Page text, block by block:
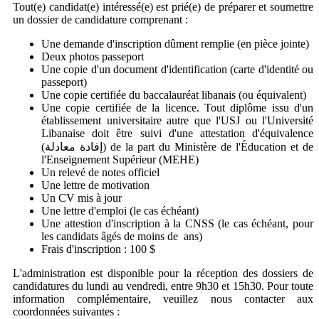
Tout(e) candidat(e) intéressé(e) est prié(e) de préparer et soumettre
un dossier de candidature comprenant :
Une demande d'inscription dûment remplie (en pièce jointe)
Deux photos passeport
Une copie d'un document d'identification (carte d'identité ou
passeport)
Une copie certifiée du baccalauréat libanais (ou équivalent)
Une copie certifiée de la licence. Tout diplôme issu d'un
établissement universitaire autre que l'USJ ou l'Université
Libanaise doit être suivi d'une attestation d'équivalence
(إفادة معادلة) de la part du Ministère de l'Éducation et de
l'Enseignement Supérieur (MEHE)
Un relevé de notes officiel
Une lettre de motivation
Un CV mis à jour
Une lettre d'emploi (le cas échéant)
Une attestion d'inscription à la CNSS (le cas échéant, pour
les candidats âgés de moins de ans)
Frais d'inscription : 100 $
L'administration est disponible pour la réception des dossiers de
candidatures du lundi au vendredi, entre 9h30 et 15h30. Pour toute
information complémentaire, veuillez nous contacter aux
coordonnées suivantes :